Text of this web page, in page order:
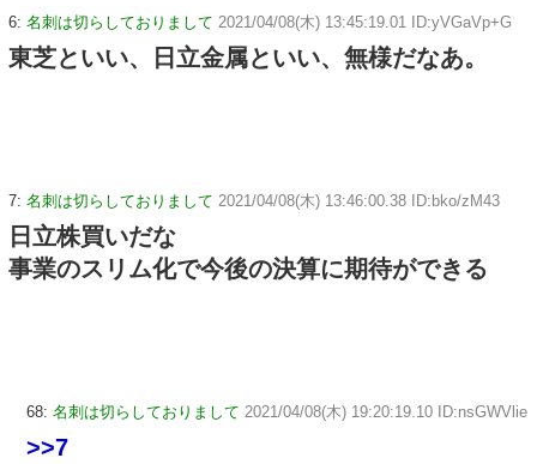
6: 名刺は切らしておりまして 2021/04/08(木) 13:45:19.01 ID:yVGaVp+G
東芝といい、日立金属といい、無様だなあ。
7: 名刺は切らしておりまして 2021/04/08(木) 13:46:00.38 ID:bko/zM43
日立株買いだな
事業のスリム化で今後の決算に期待ができる
68: 名刺は切らしておりまして 2021/04/08(木) 19:20:19.10 ID:nsGWVlie
>>7